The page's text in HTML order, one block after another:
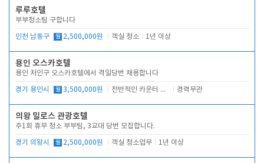
루루호텔
부부청소팀 구합니다
인천 남동구 월 2,500,000원 객실 청소 1년 이상
용인 오스카호텔
용인 처인구 오스카호텔에서 격일당번 채용합니다
경기 용인시 월 3,500,000원 전반적인 카운터 업무 경력무관
의왕 밀로스 관광호텔
주1회 휴무 청소 부부팀, 3교대 당번 모집합니다.
경기 의왕시 월 2,500,000원 객실 청소업무 1년 이상